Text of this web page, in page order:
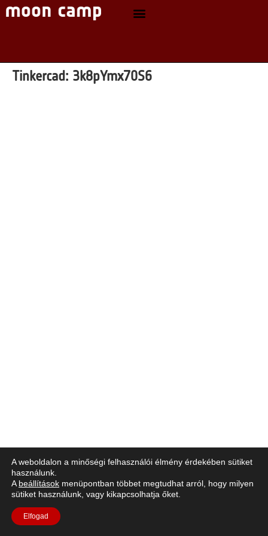
Tinkercad: 3k8pYmx70S6
A weboldalon a minőségi felhasználói élmény érdekében sütiket
használunk.
A beállítások menüpontban többet megtudhat arról, hogy milyen
sütiket használunk, vagy kikapcsolhatja őket.
Elfogad